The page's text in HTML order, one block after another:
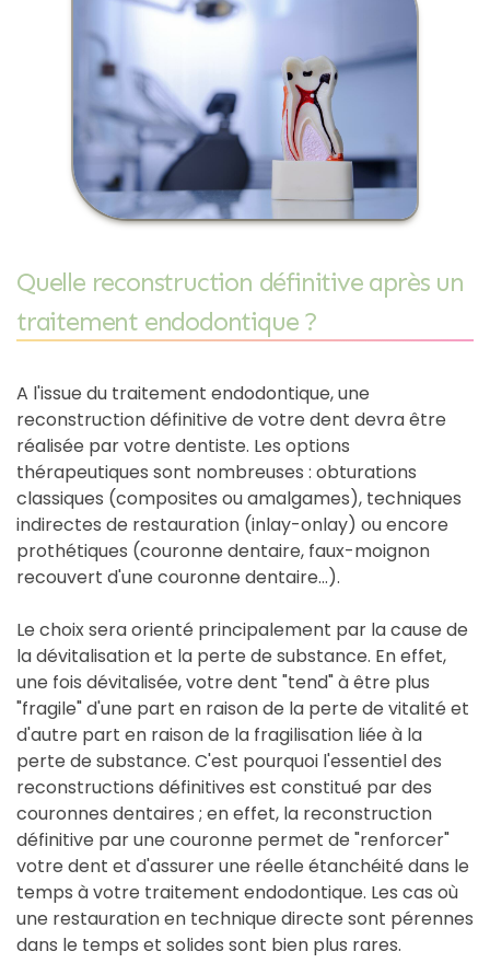
Quelle reconstruction définitive après un
traitement endodontique ?
A l'issue du traitement endodontique, une
reconstruction définitive de votre dent devra être
réalisée par votre dentiste. Les options
thérapeutiques sont nombreuses : obturations
classiques (composites ou amalgames), techniques
indirectes de restauration (inlay-onlay) ou encore
prothétiques (couronne dentaire, faux-moignon
recouvert d'une couronne dentaire...).
Le choix sera orienté principalement par la cause de
la dévitalisation et la perte de substance. En effet,
une fois dévitalisée, votre dent "tend" à être plus
"fragile" d'une part en raison de la perte de vitalité et
d'autre part en raison de la fragilisation liée à la
perte de substance. C'est pourquoi l'essentiel des
reconstructions définitives est constitué par des
couronnes dentaires ; en effet, la reconstruction
définitive par une couronne permet de "renforcer"
votre dent et d'assurer une réelle étanchéité dans le
temps à votre traitement endodontique. Les cas où
une restauration en technique directe sont pérennes
dans le temps et solides sont bien plus rares.